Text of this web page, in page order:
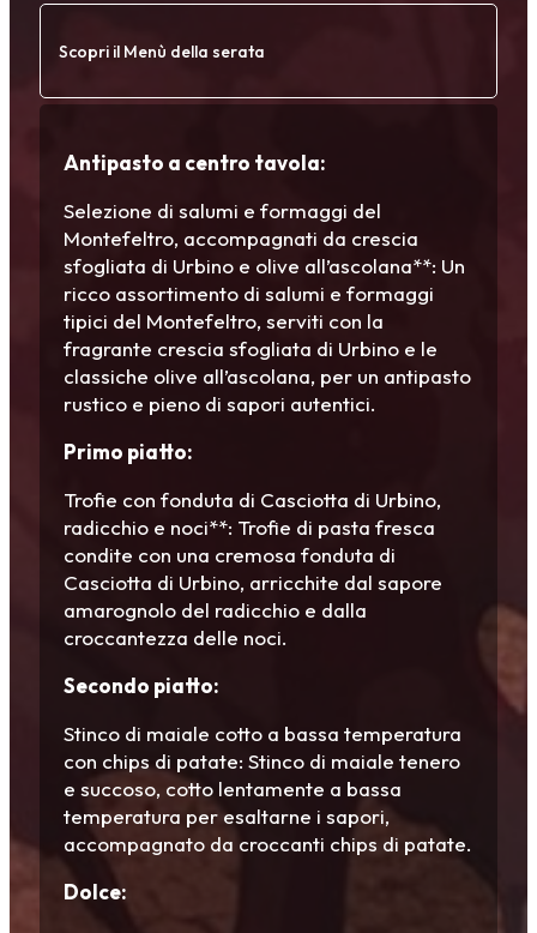
Scopri il Menù della serata
Antipasto a centro tavola:
Selezione di salumi e formaggi del
Montefeltro, accompagnati da crescia
sfogliata di Urbino e olive all’ascolana**: Un
ricco assortimento di salumi e formaggi
tipici del Montefeltro, serviti con la
fragrante crescia sfogliata di Urbino e le
classiche olive all’ascolana, per un antipasto
rustico e pieno di sapori autentici.
Primo piatto:
Trofie con fonduta di Casciotta di Urbino,
radicchio e noci**: Trofie di pasta fresca
condite con una cremosa fonduta di
Casciotta di Urbino, arricchite dal sapore
amarognolo del radicchio e dalla
croccantezza delle noci.
Secondo piatto:
Stinco di maiale cotto a bassa temperatura
con chips di patate: Stinco di maiale tenero
e succoso, cotto lentamente a bassa
temperatura per esaltarne i sapori,
accompagnato da croccanti chips di patate.
Dolce: